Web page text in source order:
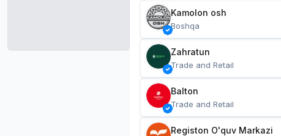
Kamolon osh
Boshqa
Zahratun
Trade and Retail
Balton
Trade and Retail
Registon O'quv Markazi